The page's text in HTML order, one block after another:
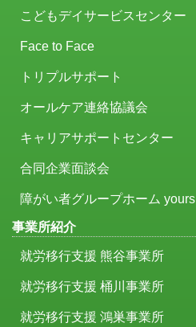
こどもデイサービスセンター
Face to Face
トリプルサポート
オールケア連絡協議会
キャリアサポートセンター
合同企業面談会
障がい者グループホーム yours
事業所紹介
就労移行支援 熊谷事業所
就労移行支援 桶川事業所
就労移行支援 鴻巣事業所